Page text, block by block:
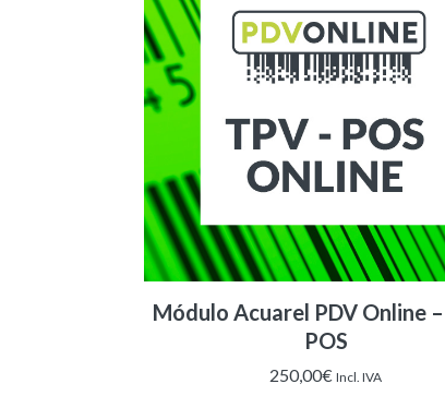
Módulo Acuarel PDV Online
POS
250,00€ Incl. IVA